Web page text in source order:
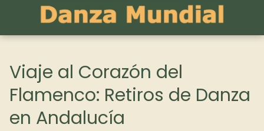
Viaje al Corazón del
Flamenco: Retiros de Danza
en Andalucía